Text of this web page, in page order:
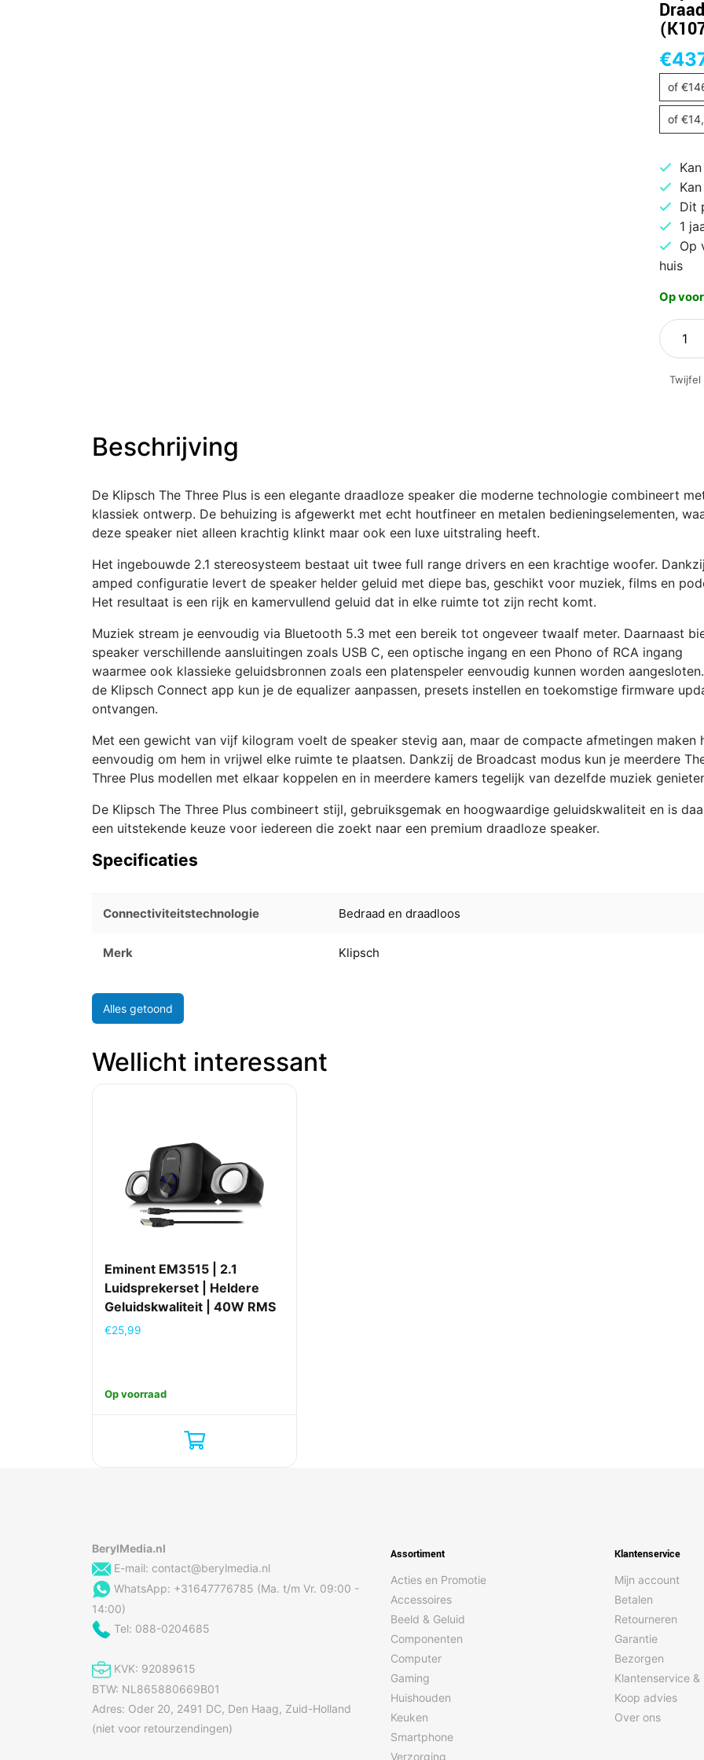
€
of €
of €
Dit
1
Op
huis
Op
Klipsch
The
Plus
Mat
Zwart
Twijfel
Beschrijving
De Klipsch The Three Plus is een elegante draadloze speaker die moderne technologie combineert
klassiek ontwerp. De behuizing is afgewerkt met echt houtfineer en metalen bedieningselementen,
deze speaker niet alleen krachtig klinkt maar ook een luxe uitstraling heeft.
Het ingebouwde 2.1 stereosysteem bestaat uit twee full range drivers en een krachtige woofer.
amped configuratie levert de speaker helder geluid met diepe bas, geschikt voor muziek, films en
Het resultaat is een rijk en kamervullend geluid dat in elke ruimte tot zijn recht komt.
Muziek stream je eenvoudig via Bluetooth 5.3 met een bereik tot ongeveer twaalf meter. Daarnaast
speaker verschillende aansluitingen zoals USB C, een optische ingang en een Phono of RCA ingang
waarmee ook klassieke geluidsbronnen zoals een platenspeler eenvoudig kunnen worden
de Klipsch Connect app kun je de equalizer aanpassen, presets instellen en toekomstige firmware
ontvangen.
Met een gewicht van vijf kilogram voelt de speaker stevig aan, maar de compacte afmetingen maken
eenvoudig om hem in vrijwel elke ruimte te plaatsen. Dankzij de Broadcast modus kun je meerdere
Three Plus modellen met elkaar koppelen en in meerdere kamers tegelijk van dezelfde muziek
De Klipsch The Three Plus combineert stijl, gebruiksgemak en hoogwaardige geluidskwaliteit en is
een uitstekende keuze voor iedereen die zoekt naar een premium draadloze speaker.
Specificaties
Connectiviteitstechnologie Bedraad en draadloos
Merk Klipsch
Alles getoond
Wellicht interessant
Eminent EM3515 | 2.1
Luidsprekerset | Heldere
Geluidskwaliteit | 40W RMS
€25,99
Op voorraad
BerylMedia.nl
E-mail: contact@berylmedia.nl
WhatsApp: +31647776785 (Ma. t/m Vr. 09:00 -
14:00)
Tel: 088-0204685
KVK: 92089615
BTW: NL865880669B01
Adres: Oder 20, 2491 DC, Den Haag, Zuid-Holland
(niet voor retourzendingen)
Assortiment
Acties en Promotie
Accessoires
Beeld & Geluid
Componenten
Computer
Gaming
Huishouden
Keuken
Smartphone
Verzorging
Klantenservice
Mijn account
Betalen
Retourneren
Garantie
Bezorgen
Klantenservice &
Koop advies
Over ons